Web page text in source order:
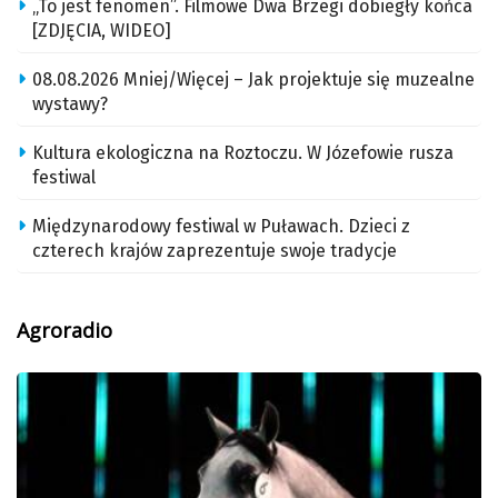
„To jest fenomen”. Filmowe Dwa Brzegi dobiegły końca
[ZDJĘCIA, WIDEO]
08.08.2026 Mniej/Więcej – Jak projektuje się muzealne
wystawy?
Kultura ekologiczna na Roztoczu. W Józefowie rusza
festiwal
Międzynarodowy festiwal w Puławach. Dzieci z
czterech krajów zaprezentuje swoje tradycje
Agroradio